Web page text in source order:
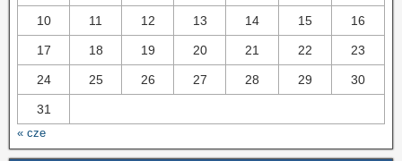
10 11 12 13 14 15 16
17 18 19 20 21 22 23
24 25 26 27 28 29 30
31
« cze